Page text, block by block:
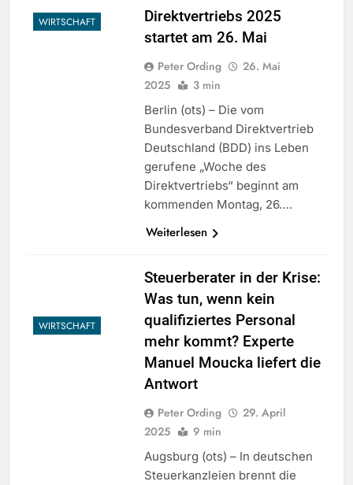
WIRTSCHAFT
Direktvertriebs 2025
startet am 26. Mai
Peter Ording
26. Mai
2025
3 min
Berlin (ots) – Die vom
Bundesverband Direktvertrieb
Deutschland (BDD) ins Leben
gerufene „Woche des
Direktvertriebs“ beginnt am
kommenden Montag, 26….
Weiterlesen
WIRTSCHAFT
Steuerberater in der Krise:
Was tun, wenn kein
qualifiziertes Personal
mehr kommt? Experte
Manuel Moucka liefert die
Antwort
Peter Ording
29. April
2025
9 min
Augsburg (ots) – In deutschen
Steuerkanzleien brennt die